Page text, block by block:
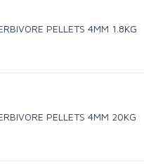
PELLETS 4MM 1.8KG
PELLETS 4MM 20KG